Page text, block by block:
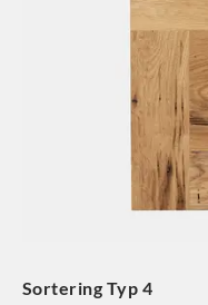
Sortering Typ 4